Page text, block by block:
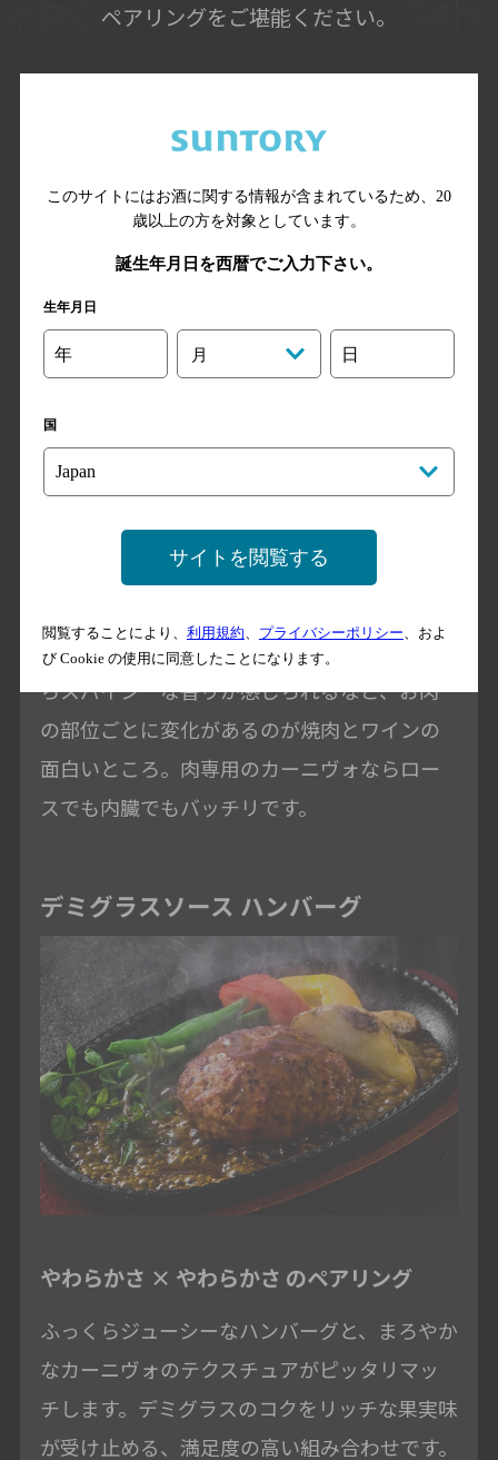
ペアリングをご堪能ください。
カベルネ・ソーヴィニヨン
カルビでは脂の甘さが引き出され、レバーな
らスパイシーな香りが感じられるなど、お肉
の部位ごとに変化があるのが焼肉とワインの
面白いところ。肉専用のカーニヴォならロー
スでも内臓でもバッチリです。
デミグラスソース ハンバーグ
やわらかさ × やわらかさ のペアリング
ふっくらジューシーなハンバーグと、まろやか
なカーニヴォのテクスチュアがピッタリマッ
チします。デミグラスのコクをリッチな果実味
が受け止める、満足度の高い組み合わせです。
このサイトにはお酒に関する情報が含まれているため、 20
歳以上の方を対象としています。
誕生年月日を西暦でご入力下さい。
生年月日
年 月 日
国
サイトを閲覧する
閲覧することにより、 利用規約 プライバシーポリシー 、およ
び Cookie の使用に同意したことになります。